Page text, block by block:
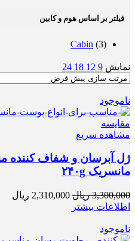
فیلتر بر اساس هوم و کابین
Cabin (3)
نمایش 9
12
18
24
ناموجود
مقایسه
مشاهده سریع
ژل آبرسان و شفاف کننده
مانسریک ۲۴۰g
3,300,000 ریال 2,310,000 ریال
اطلاعات بیشتر
ناموجود